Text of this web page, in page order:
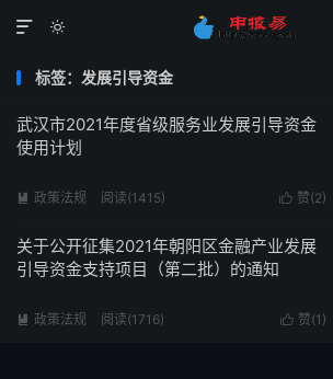


标签：发展引导资金
武汉市2021年度省级服务业发展引导资金
使用计划
 赞(2)
 政策法规 阅读(1415)
关于公开征集2021年朝阳区金融产业发展
引导资金支持项目（第二批）的通知
 赞(1 )
 政策法规 阅读(1716)